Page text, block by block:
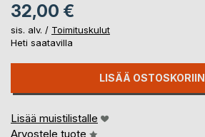
32,00 €
sis. alv. / Toimituskulut
Heti saatavilla
LISÄÄ OSTOSKORIIN
Lisää muistilistalle
Arvostele tuote